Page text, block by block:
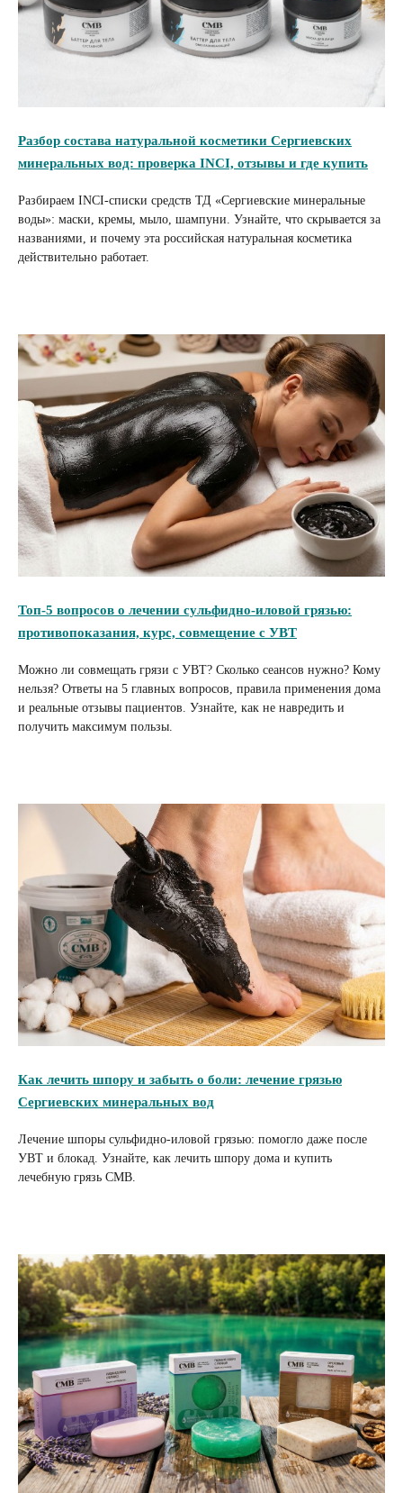
Разбор состава натуральной косметики Сергиевских
минеральных вод: проверка INCI, отзывы и где купить
Разбираем INCI-списки средств ТД «Сергиевские минеральные
воды»: маски, кремы, мыло, шампуни. Узнайте, что скрывается за
названиями, и почему эта российская натуральная косметика
действительно работает.
Топ-5 вопросов о лечении сульфидно-иловой грязью:
противопоказания, курс, совмещение с УВТ
Можно ли совмещать грязи с УВТ? Сколько сеансов нужно? Кому
нельзя? Ответы на 5 главных вопросов, правила применения дома
и реальные отзывы пациентов. Узнайте, как не навредить и
получить максимум пользы.
Как лечить шпору и забыть о боли: лечение грязью
Сергиевских минеральных вод
Лечение шпоры сульфидно-иловой грязью: помогло даже после
УВТ и блокад. Узнайте, как лечить шпору дома и купить
лечебную грязь СМВ.